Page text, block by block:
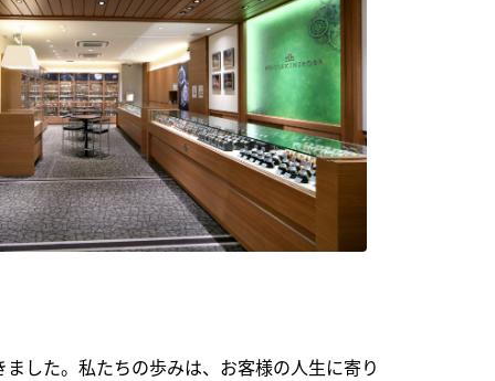
した。私たちの歩みは、お客様の人生に寄り